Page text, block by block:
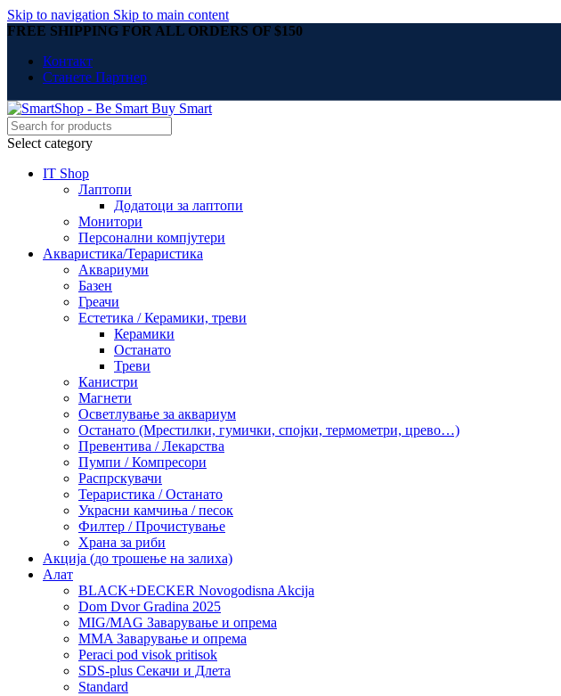
Skip to navigation Skip to main content
FREE SHIPPING FOR ALL ORDERS OF $150
Контакт
Станете Партнер
Select category
IT Shop
Лаптопи
Додатоци за лаптопи
Монитори
Персонални компјутери
Акваристика/Тераристика
Аквариуми
Базен
Греачи
Естетика / Керамики, треви
Керамики
Останато
Треви
Канистри
Магнети
Осветлување за аквариум
Останато (Мрестилки, гумички, спојки, термометри, црево…)
Превентива / Лекарства
Пумпи / Компресори
Распрскувачи
Тераристика / Останато
Украсни камчиња / песок
Филтер / Прочистување
Храна за риби
Акција (до трошење на залиха)
Алат
BLACK+DECKER Novogodisna Akcija
Dom Dvor Gradina 2025
MIG/MAG Заварување и опрема
MMA Заварување и опрема
Peraci pod visok pritisok
SDS-plus Секачи и Длета
Standard